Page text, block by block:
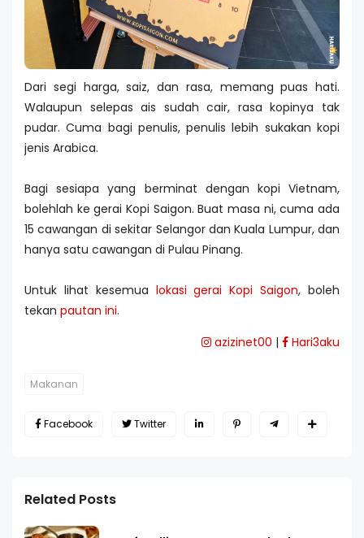
Dari segi harga, saiz, dan rasa, memang puas hati.
Walaupun selepas ais sudah cair, rasa kopinya tak
pudar. Cuma bagi penulis, penulis lebih sukakan kopi
jenis Arabica.
Bagi sesiapa yang berminat dengan kopi Vietnam,
bolehlah ke gerai Kopi Saigon. Buat masa ni, cuma ada
15 cawangan di sekitar Selangor dan Kuala Lumpur, dan
hanya satu cawangan di Pulau Pinang.
Untuk lihat kesemua lokasi gerai Kopi Saigon, boleh
tekan pautan ini.
azizinet00 | Hari3aku
Makanan
Facebook Twitter
Related Posts